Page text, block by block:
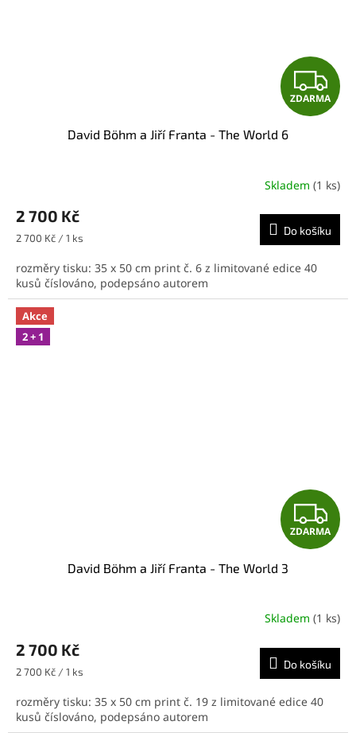
Z
D
R
M
A
ZDARMA
David Böhm a Jiří Franta - The World 6
Skladem (1 ks)
2 700 Kč
Měrná
2 700 Kč / 1 ks
Do košíku
rozměry tisku: 35 x 50 cm print č. 6 z limitované edice 40
kusů číslováno, podepsáno autorem
Akce
2 + 1
Z
D
R
M
A
ZDARMA
David Böhm a Jiří Franta - The World 3
Skladem (1 ks)
2 700 Kč
Měrná
2 700 Kč / 1 ks
Do košíku
rozměry tisku: 35 x 50 cm print č. 19 z limitované edice 40
kusů číslováno, podepsáno autorem